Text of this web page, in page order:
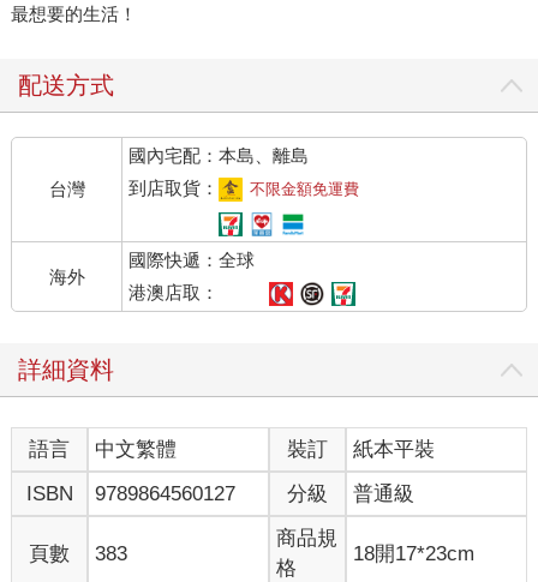
最想要的生活！
配送方式
台灣
國內宅配：本島、離島
到店取貨：
不限金額免運費
海外
國際快遞：全球
港澳店取：
詳細資料
語言 中文繁體 裝訂
紙本平裝
ISBN
9789864560127 分級 普通級
頁數 383
商品規
格
18開17*23cm